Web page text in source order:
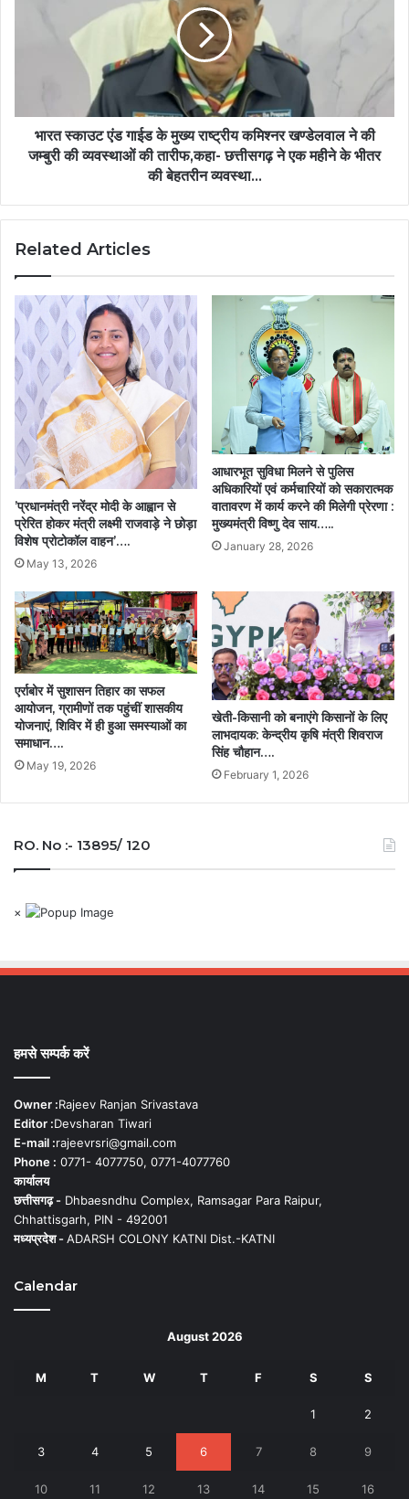
खण्डेलवाल
व्यवस्थाओं
तारीफ,कहा-
एक
महीने
के
भीतर
की
बेहतरीन
व्यवस्था…
भारत स्काउट एंड गाईड के मुख्य राष्ट्रीय कमिश्नर खण्डेलवाल ने की
जम्बुरी की व्यवस्थाओं की तारीफ,कहा- छत्तीसगढ़ ने एक महीने के भीतर
की बेहतरीन व्यवस्था…
Related Articles
’प्रधानमंत्री नरेंद्र मोदी के आह्वान से
प्रेरित होकर मंत्री लक्ष्मी राजवाड़े ने छोड़ा
विशेष प्रोटोकॉल वाहन’….
May 13, 2026
आधारभूत सुविधा मिलने से पुलिस
अधिकारियों एवं कर्मचारियों को सकारात्मक
वातावरण में कार्य करने की मिलेगी प्रेरणा :
मुख्यमंत्री विष्णु देव साय…..
January 28, 2026
एर्राबोर में सुशासन तिहार का सफल
आयोजन, ग्रामीणों तक पहुंचीं शासकीय
योजनाएं, शिविर में ही हुआ समस्याओं का
समाधान….
May 19, 2026
खेती-किसानी को बनाएंगे किसानों के लिए
लाभदायक: केन्द्रीय कृषि मंत्री शिवराज
सिंह चौहान….
February 1, 2026
RO. No :- 13895/ 120
×
हमसे सम्पर्क करें
Owner :Rajeev Ranjan Srivastava
Editor :Devsharan Tiwari
E-mail :rajeevrsri@gmail.com
Phone : 0771- 4077750, 0771-4077760
कार्यालय
छत्तीसगढ़ - Dhbaesndhu Complex, Ramsagar Para Raipur,
Chhattisgarh, PIN - 492001
मध्यप्रदेश -ADARSH COLONY KATNI Dist.-KATNI
Calendar
August 2026
M T W T F S S
1 2
3 4 5 6 7 8 9
10 11 12 13 14 15 16